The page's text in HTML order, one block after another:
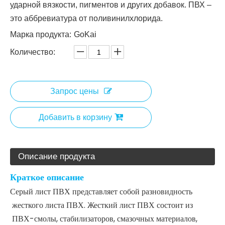
ударной вязкости, пигментов и других добавок. ПВХ –
это аббревиатура от поливинилхлорида.
Марка продукта: GoKai
Количество:
Запрос цены
Добавить в корзину
Описание продукта
Краткое описание
Серый лист ПВХ представляет собой разновидность
жесткого листа ПВХ. Жесткий лист ПВХ состоит из
ПВХ-смолы, стабилизаторов, смазочных материалов,